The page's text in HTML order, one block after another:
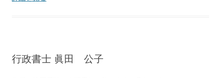
行政書士 眞田 公子